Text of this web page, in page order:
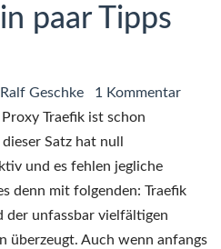
paar Tipps
Autor:
Ralf Geschke
1 Kommentar
Traefik ist schon
Satz hat null
und es fehlen jegliche
denn mit folgenden: Traefik
der unfassbar vielfältigen
überzeugt. Auch wenn anfangs